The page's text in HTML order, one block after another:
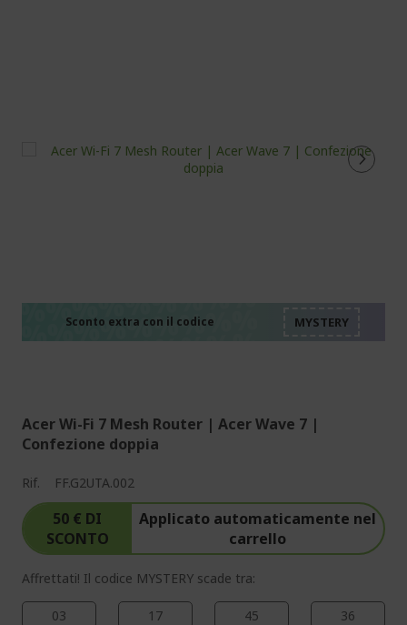
Sconto extra con il codice
Acer Wi-Fi 7 Mesh Router | Acer Wave 7 |
Confezione doppia
Rif. FF.G2UTA.002
50 € DI
SCONTO
Applicato automaticamente nel
carrello
Affrettati! Il codice MYSTERY scade tra:
03 17 45 35